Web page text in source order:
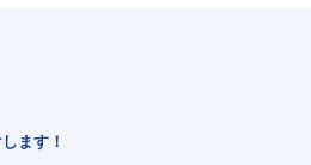
ます！